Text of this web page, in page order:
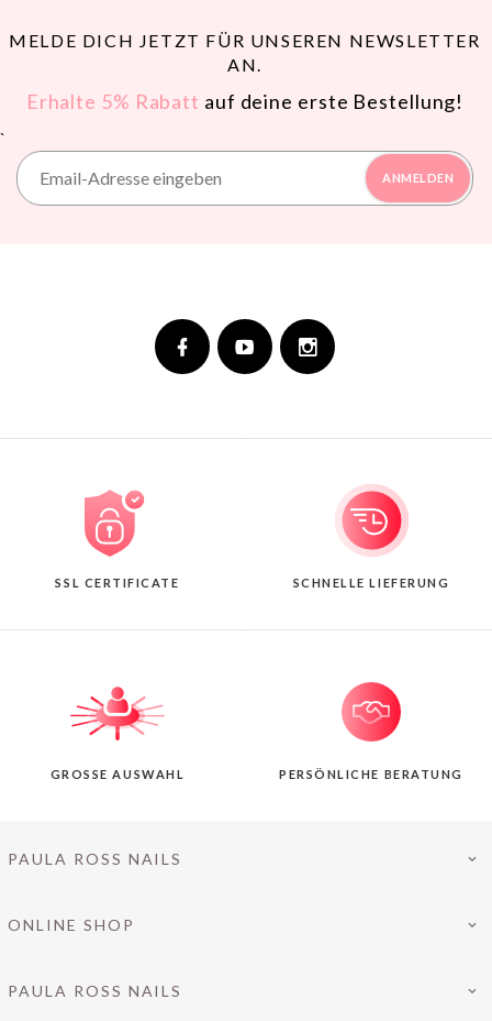
MELDE DICH JETZT FÜR UNSEREN NEWSLETTER
AN.
Erhalte 5% Rabatt auf deine erste Bestellung!
`
ANMELDEN
SSL CERTIFICATE SCHNELLE LIEFERUNG
GROSSE AUSWAHL PERSÖNLICHE BERATUNG
PAULA ROSS NAILS
ONLINE SHOP
PAULA ROSS NAILS